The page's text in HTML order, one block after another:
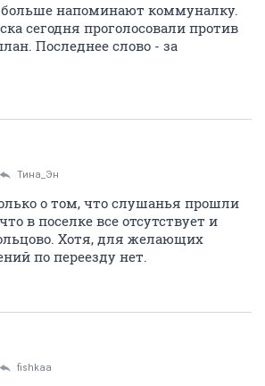
напоминают коммуналку.
сегодня проголосовали против
Последнее слово - за
Тина_Эн
о том, что слушанья прошли
в поселке все отсутствует и
Хотя, для желающих
по переезду нет.
fishkaa